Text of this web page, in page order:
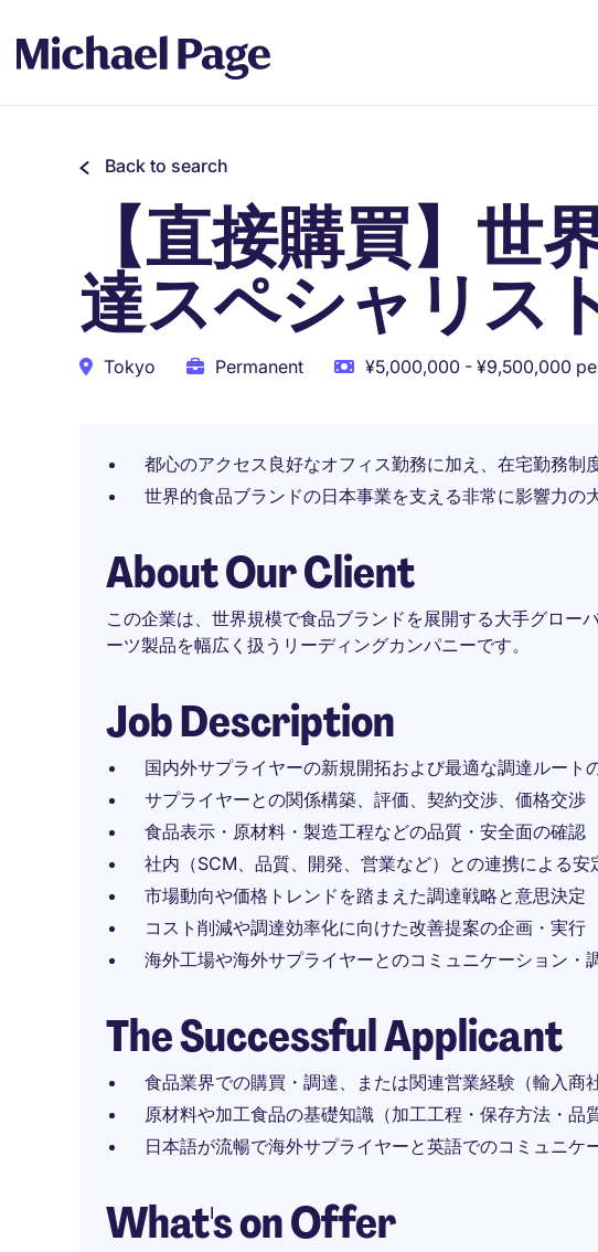
Back to search
【直接購買】世
達スペシャリス
Tokyo Permanent ¥5,000,000 - ¥9,500,000
都心のアクセス良好なオフィス勤務に加え、在宅勤務
世界的食品ブランドの日本事業を支える非常に影響力の
About Our Client
この企業は、世界規模で食品ブランドを展開する大手グロー
ーツ製品を幅広く扱うリーディングカンパニーです。
Job Description
国内外サプライヤーの新規開拓および最適な調達ルート
サプライヤーとの関係構築、評価、契約交渉、価格交渉
食品表示・原材料・製造工程などの品質・安全面の確認
社内（SCM、品質、開発、営業など）との連携による安
市場動向や価格トレンドを踏まえた調達戦略と意思決定
コスト削減や調達効率化に向けた改善提案の企画・実行
海外工場や海外サプライヤーとのコミュニケーション・
The Successful Applicant
食品業界での購買・調達、または関連営業経験（輸入商
原材料や加工食品の基礎知識（加工工程・保存方法・品
日本語が流暢で海外サプライヤーと英語でのコミュニケ
What's on Offer